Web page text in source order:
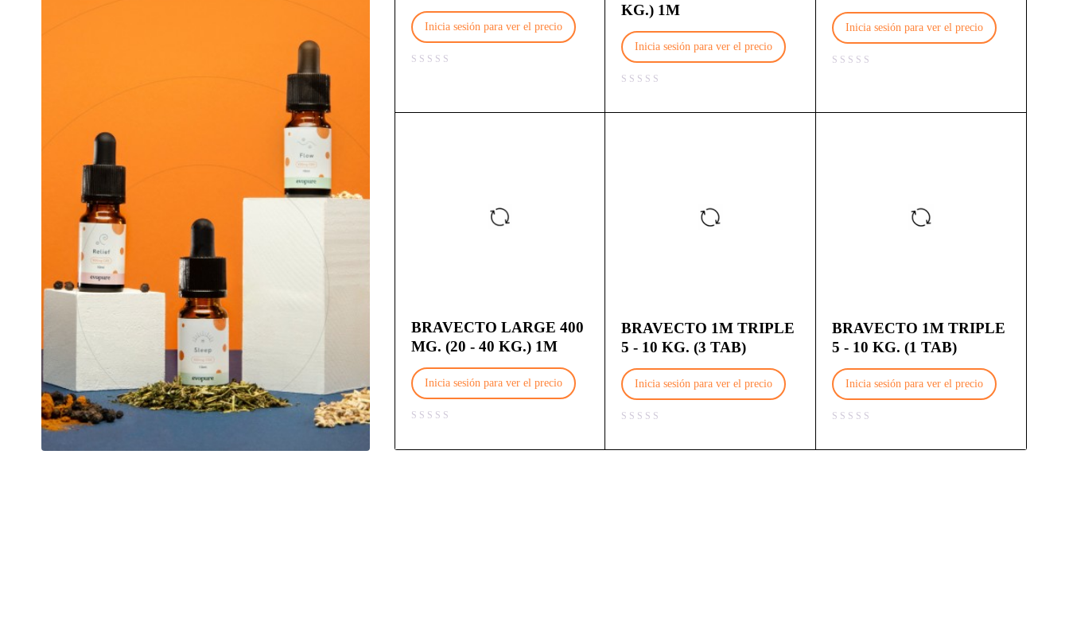
Inicia sesión para ver el precio
KG.) 1M
Inicia sesión para ver el precio
Inicia sesión para ver el precio
BRAVECTO LARGE 400
MG. (20 - 40 KG.) 1M
Inicia sesión para ver el precio
BRAVECTO 1M TRIPLE
5 - 10 KG. (3 TAB)
Inicia sesión para ver el precio
BRAVECTO 1M TRIPLE
5 - 10 KG. (1 TAB)
Inicia sesión para ver el precio